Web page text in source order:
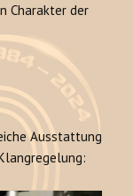
Charakter der
Ausstattung